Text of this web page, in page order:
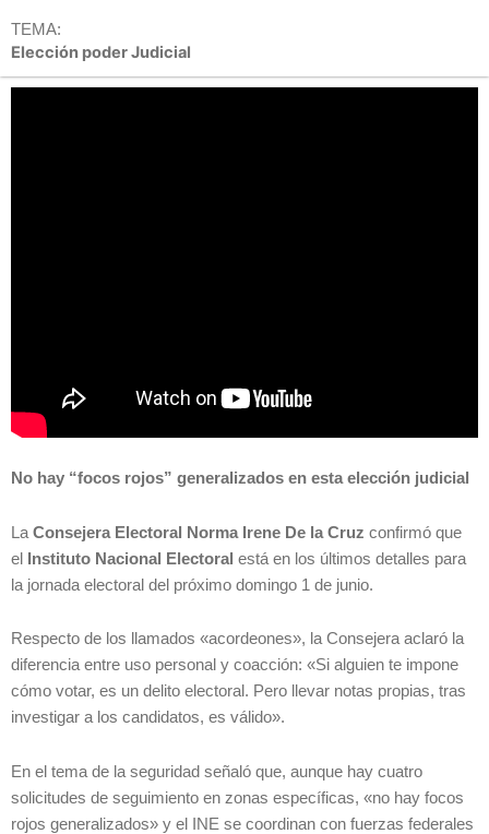
TEMA:
Elección poder Judicial
No hay “focos rojos” generalizados en esta elección judicial
La Consejera Electoral Norma Irene De la Cruz confirmó que
el
Instituto Nacional Electoral está en los últimos detalles para
la jornada electoral del próximo domingo 1 de junio.
Respecto de los llamados «acordeones», la Consejera aclaró la
diferencia entre uso personal y coacción: «Si alguien te impone
cómo votar, es un delito electoral. Pero llevar notas propias, tras
investigar a los candidatos, es válido».
En el tema de la seguridad señaló que, aunque hay cuatro
solicitudes de seguimiento en zonas específicas, «no hay focos
rojos generalizados» y el INE se coordinan con fuerzas federales